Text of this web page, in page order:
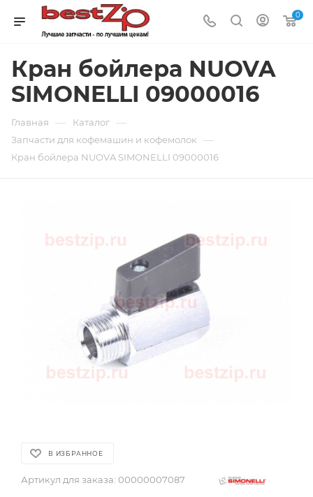
0
Кран бойлера NUOVA
SIMONELLI 09000016
Главная — Каталог —
Запчасти для кофемашин и кофемолок —
Кран бойлера NUOVA SIMONELLI 09000016
В ИЗБРАННОЕ
Артикул для заказа: 00000007087